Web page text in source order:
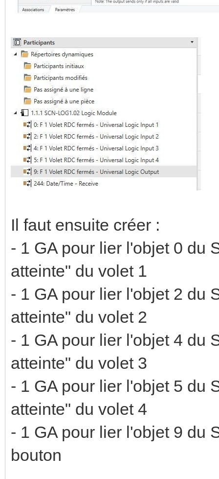
Il faut ensuite créer :
- 1 GA pour lier l'objet 0 du
atteinte" du volet 1
- 1 GA pour lier l'objet 2 du
atteinte" du volet 2
- 1 GA pour lier l'objet 4 du
atteinte" du volet 3
- 1 GA pour lier l'objet 5 du
atteinte" du volet 4
- 1 GA pour lier l'objet 9 du
bouton